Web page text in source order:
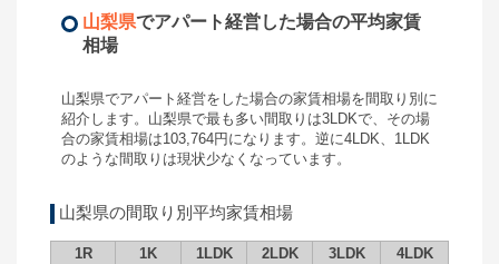
山梨県でアパート経営した場合の平均家賃
相場
山梨県でアパート経営をした場合の家賃相場を間取り別に
紹介します。 山梨県で最も多い間取りは3LDKで、その場
合の家賃相場は103,764円になります。逆に4LDK、 1LDK
のような間取りは現状少なくなっています。
山梨県の間取り別平均家賃相場
1R 1K 1LDK 2LDK 3LDK 4LDK